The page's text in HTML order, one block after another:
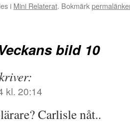
i Mini Relaterat. Bokmärk
bild 10
kl. 20:14
Carlisle nåt..